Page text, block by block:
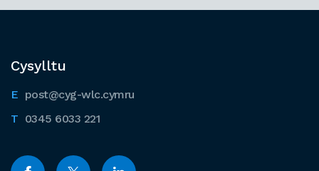
Cysylltu
post@cyg-wlc.cymru
0345 6033 221